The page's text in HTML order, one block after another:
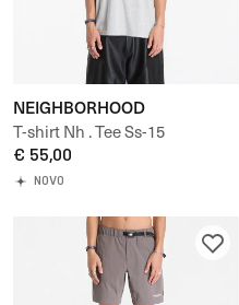
NEIGHBORHOOD
T-shirt Nh . Tee Ss-15
€ 55,00
NOVO